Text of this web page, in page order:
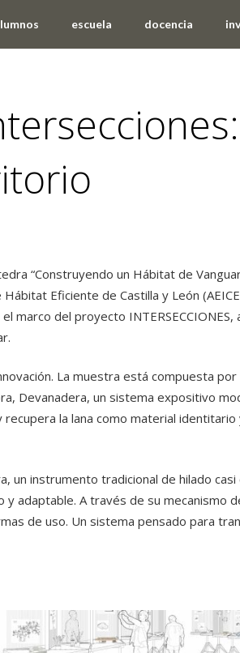
escuela docencia
“Construyendo un Hábitat de
Eficiente de Castilla y León
marco del proyecto
La muestra está compuesta
Devanadera, un sistema expositivo
la lana como material
un instrumento tradicional de hilado
adaptable. A través de su mecanismo
de uso. Un sistema pensado para